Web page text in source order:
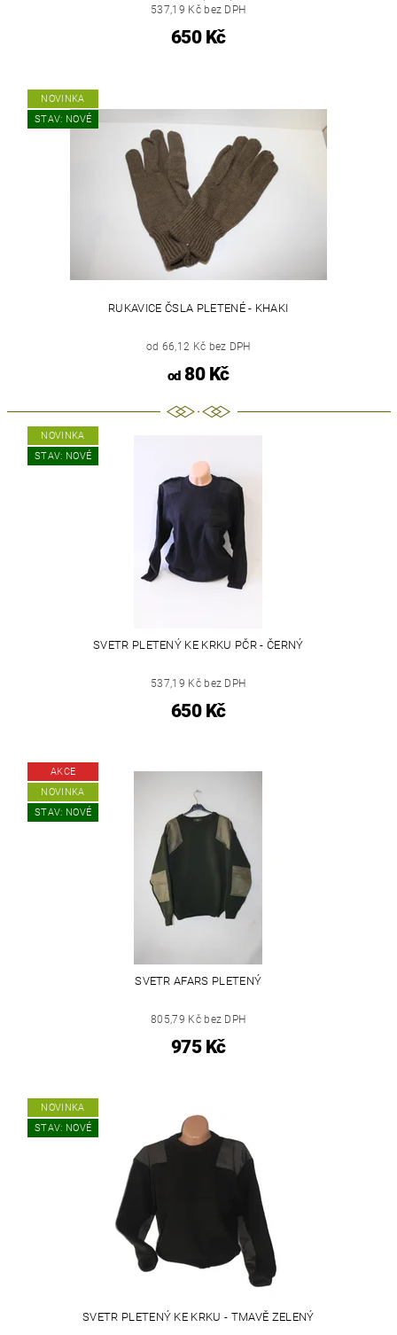
537,19 Kč bez DPH
650 Kč
NOVINKA
STAV: NOVÉ
RUKAVICE ČSLA PLETENÉ - KHAKI
od 66,12 Kč bez DPH
od80 Kč
NOVINKA
STAV: NOVÉ
SVETR PLETENÝ KE KRKU PČR - ČERNÝ
537,19 Kč bez DPH
650 Kč
AKCE
NOVINKA
STAV: NOVÉ
SVETR AFARS PLETENÝ
805,79 Kč bez DPH
975 Kč
NOVINKA
STAV: NOVÉ
SVETR PLETENÝ KE KRKU - TMAVĚ ZELENÝ